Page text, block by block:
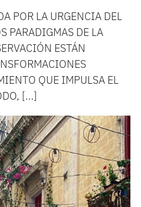
POR LA URGENCIA DEL
PARADIGMAS DE LA
ESTÁN
QUE IMPULSA EL
[…]